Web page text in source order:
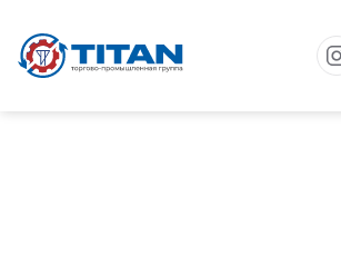
Перейти к основному